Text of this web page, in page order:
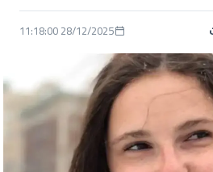
28/12/2025 11:18:00